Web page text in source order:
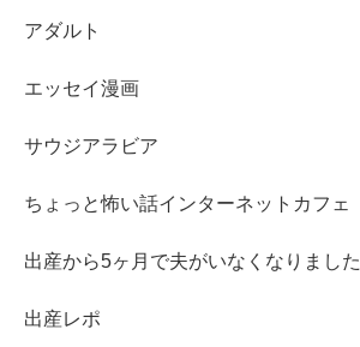
アダルト
エッセイ漫画
サウジアラビア
ちょっと怖い話インターネットカフェ
出産から5ヶ月で夫がいなくなりました
出産レポ